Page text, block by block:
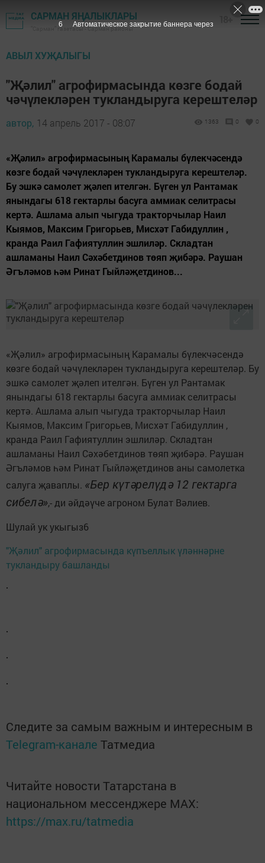
САРМАН ЯҢАЛЫКЛАРЫ
"Сарман" газетасы - Сарман районы
АВЫЛ ХУҖАЛЫГЫ
"Җәлил" агрофирмасында көзге бодай
чәчүлекләрен тукландыруга керештеләр
автор, 14 апрель 2017 - 08:07 1363 0 0
«Җәлил» агрофирмасының Карамалы бүлекчәсендә
көзге бодай чәчүлекләрен тукландыруга керештеләр.
Бу эшкә самолет җәлеп ителгән. Бүген ул Рантамак
янындагы 618 гектарлы басуга аммиак селитрасы
кертә. Ашлама алып чыгуда тракторчылар Наил
Кыямов, Максим Григорьев, Мисхәт Габидуллин ,
кранда Раил Гафиятуллин эшлиләр. Складтан
ашламаны Наил Сәхәбетдинов төяп җибәрә. Раушан
Әгъләмов һәм Ринат Гыйләҗетдинов...
«Җәлил» агрофирмасының Карамалы бүлекчәсендә
көзге бодай чәчүлекләрен тукландыруга керештеләр. Бу
эшкә самолет җәлеп ителгән. Бүген ул Рантамак
янындагы 618 гектарлы басуга аммиак селитрасы
кертә. Ашлама алып чыгуда тракторчылар Наил
Кыямов, Максим Григорьев, Мисхәт Габидуллин ,
кранда Раил Гафиятуллин эшлиләр. Складтан
ашламаны Наил Сәхәбетдинов төяп җибәрә. Раушан
Әгъләмов һәм Ринат Гыйләҗетдинов аны самолетка
салуга җаваплы. «Бер күтәрелүдә 12 гектарга
сибелә»,- ди әйдәүче агроном Булат Вәлиев.
Шулай ук укыгыз6
"Җәлил" агрофирмасында күпъеллык үләннәрне
тукландыру башланды
Следите за самым важным и интересным в
Telegram-канале Татмедиа
Читайте новости Татарстана в
национальном мессенджере MАХ:
https://max.ru/tatmedia
6 Автоматическое закрытие баннера через